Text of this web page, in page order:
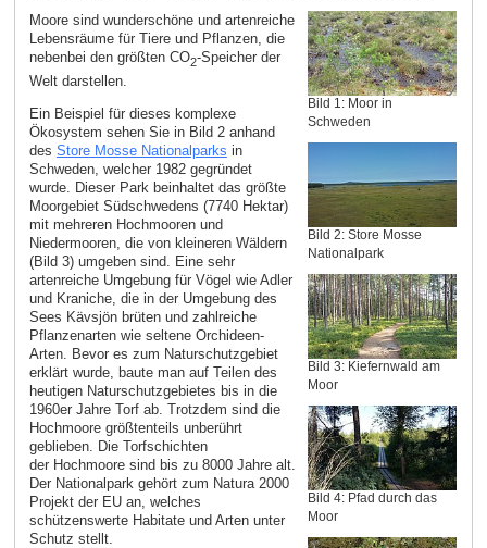
Bild 1: Moor in
Schweden
Bild 2: Store Mosse
Nationalpark
Bild 3: Kiefernwald am
Moor
Bild 4: Pfad durch das
Moor
Moore sind wunderschöne und artenreiche
Lebensräume für Tiere und Pflanzen, die
nebenbei den größten CO2-Speicher der
Welt darstellen.
Ein Beispiel für dieses komplexe
Ökosystem sehen Sie in Bild 2 anhand
des Store Mosse Nationalparks in
Schweden, welcher 1982 gegründet
wurde. Dieser Park beinhaltet das größte
Moorgebiet Südschwedens (7740 Hektar)
mit mehreren Hochmooren und
Niedermooren, die von kleineren Wäldern
(Bild 3) umgeben sind. Eine sehr
artenreiche Umgebung für Vögel wie Adler
und Kraniche, die in der Umgebung des
Sees Kävsjön brüten und zahlreiche
Pflanzenarten wie seltene Orchideen-
Arten. Bevor es zum Naturschutzgebiet
erklärt wurde, baute man auf Teilen des
heutigen Naturschutzgebietes bis in die
1960er Jahre Torf ab. Trotzdem sind die
Hochmoore größtenteils unberührt
geblieben. Die Torfschichten
der Hochmoore sind bis zu 8000 Jahre alt.
Der Nationalpark gehört zum Natura 2000
Projekt der EU an, welches
schützenswerte Habitate und Arten unter
Schutz stellt.